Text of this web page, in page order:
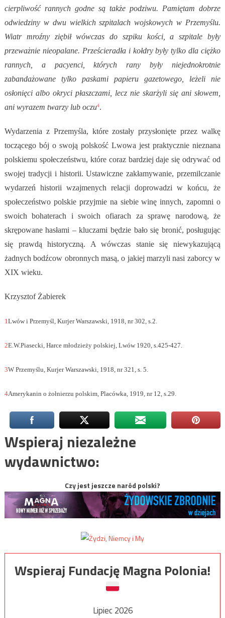
cierpliwość rannych godne są także podziwu. Pamiętam dobrze
odwiedziny w dwu wielkich szpitalach wojskowych w Przemyślu.
Wiatr mroźny ziębił wówczas do szpiku kości, a szpitale były
przeważnie nieopalane. Prześcieradła i kołdry były tylko dla ciężko
rannych, a pacyenci, których rany były niejednokrotnie
zabandażowane tylko paskami papieru gazetowego, leżeli nie
osłonięci albo okryci płaszczami, lecz nie skarżyli się ani słowem,
ani wyrazem twarzy lub oczu4.
Wydarzenia z Przemyśla, które zostały przysłonięte przez walkę
toczącego bój o swoją polskość Lwowa jest praktycznie nieznana
polskiemu społeczeństwu, które coraz bardziej daje się odrywać od
swojej tradycji i historii. Ustawiczne zakłamywanie, przemilczanie
wydarzeń historii wzajmenych relacji doprowadzi w końcu, że
społeczeństwo polskie przyjmie na siebie winę innych, zapomni o
swoich bohaterach i swoich ofiarach za sprawę narodową, że
skrępowane hasłami – kluczami będzie bało się bronić, posługując
się prawdą historyczną. A wówczas stanie się niewykazującą
żadnych bodźcow obronnych masą, o jakiej marzyli nasi zaborcy w
XIX wieku.
Krzysztof Żabierek
1Lwów i Przemyśl, Kurjer Warszawski, 1918, nr 302, s.2.
2E.W.Piasecki, Harce młodzieży polskiej, Lwów 1920, s.425-427.
3W Przemyślu, Kurjer Warszawski, 1918, nr 321, s. 5.
4Amerykanin o żołnierzu polskim, Placówka, 1919, nr 12, s.29.
Wspieraj niezależne
wydawnictwo:
Czy jest jeszcze naród polski?
Wspieraj Fundację Magna Polonia!
Lipiec 2026